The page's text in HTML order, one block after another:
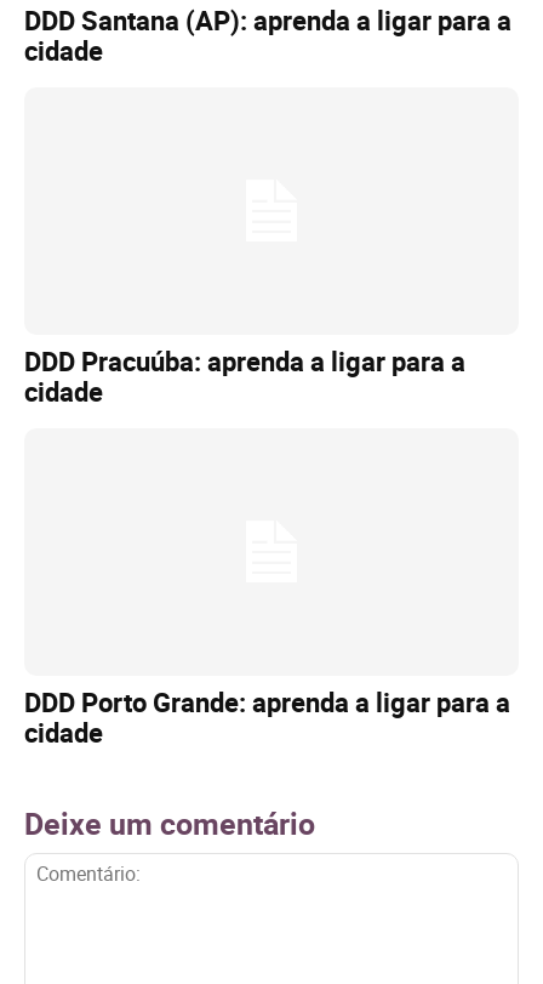
DDD Santana (AP): aprenda a ligar para a
cidade
DDD Pracuúba: aprenda a ligar para a
cidade
DDD Porto Grande: aprenda a ligar para a
cidade
Deixe um comentário